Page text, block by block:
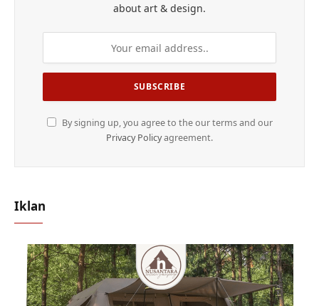
about art & design.
By signing up, you agree to the our terms and our
Privacy Policyagreement.
Iklan